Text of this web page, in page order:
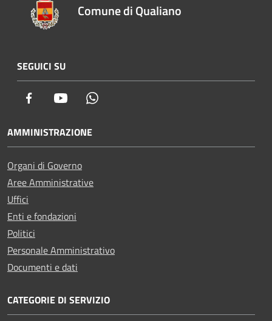
Comune di Qualiano
SEGUICI SU
Facebook Youtube
AMMINISTRAZIONE
Organi di Governo
Aree Amministrative
Uffici
Enti e fondazioni
Politici
Personale Amministrativo
Documenti e dati
CATEGORIE DI SERVIZIO